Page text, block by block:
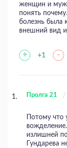
женщин и
понять
болезнь была
внешний вид
+ +1 -
Пролга 21
Потому
излишней
Гундарева